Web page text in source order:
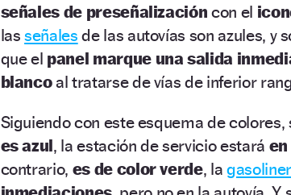
señales de preseñalizacióncon el
lasseñales de las autovías son azules, y
que el panel marque una salida
blancoal tratarse de vías de inferior
Siguiendo con este esquema de colores,
es azul, la estación de servicio estará
contrario, es de color verde, la